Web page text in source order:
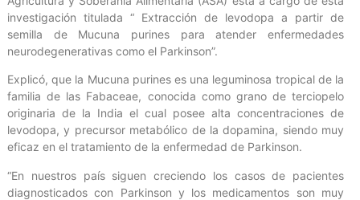
investigación titulada “ Extracción de levodopa a partir de
semilla de Mucuna purines para atender enfermedades
neurodegenerativas como el Parkinson”.
Explicó, que la Mucuna purines es una leguminosa tropical de la
familia de las Fabaceae, conocida como grano de terciopelo
originaria de la India el cual posee alta concentraciones de
levodopa, y precursor metabólico de la dopamina, siendo muy
eficaz en el tratamiento de la enfermedad de Parkinson.
“En nuestros país siguen creciendo los casos de pacientes
diagnosticados con Parkinson y los medicamentos son muy